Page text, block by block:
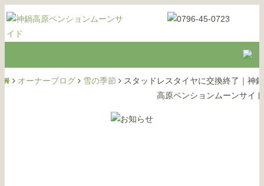
オーナーブログ 雪の季節
スタッドレスタイヤに交換終了｜神鍋
高原ペンションムーンサイド